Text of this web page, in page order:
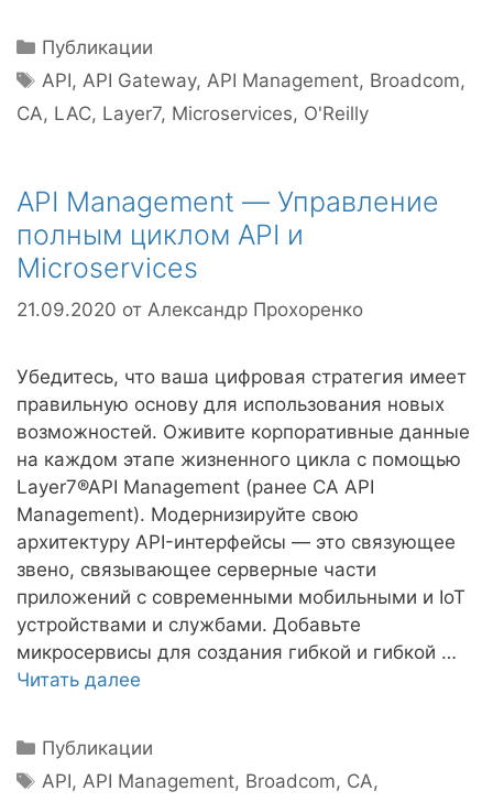
Рубрики
Публикации
Метки
API, API Gateway, API Management, Broadcom,
CA, LAC, Layer7, Microservices, O'Reilly
API Management — Управление
полным циклом API и
Microservices
21.09.2020 от Александр Прохоренко
Убедитесь, что ваша цифровая стратегия имеет
правильную основу для использования новых
возможностей. Оживите корпоративные данные
на каждом этапе жизненного цикла с помощью
Layer7®API Management (ранее CA API
Management). Модернизируйте свою
архитектуру API-интерфейсы — это связующее
звено, связывающее серверные части
приложений с современными мобильными и IoT
устройствами и службами. Добавьте
микросервисы для создания гибкой и гибкой …
Читать далее
Рубрики
Публикации
Метки
API,API Management, Broadcom, CA,